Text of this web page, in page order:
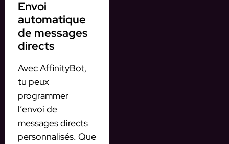
Envoi
automatique
de messages
directs
Avec AffinityBot,
tu peux
programmer
l’envoi de
messages directs
personnalisés. Que